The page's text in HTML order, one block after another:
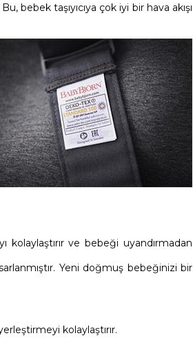
bebek taşıyıcıya çok iyi bir hava akışı
kolaylaştırır ve bebeği uyandırmadan
Yeni doğmuş bebeğinizi bir
kolaylaştırır.